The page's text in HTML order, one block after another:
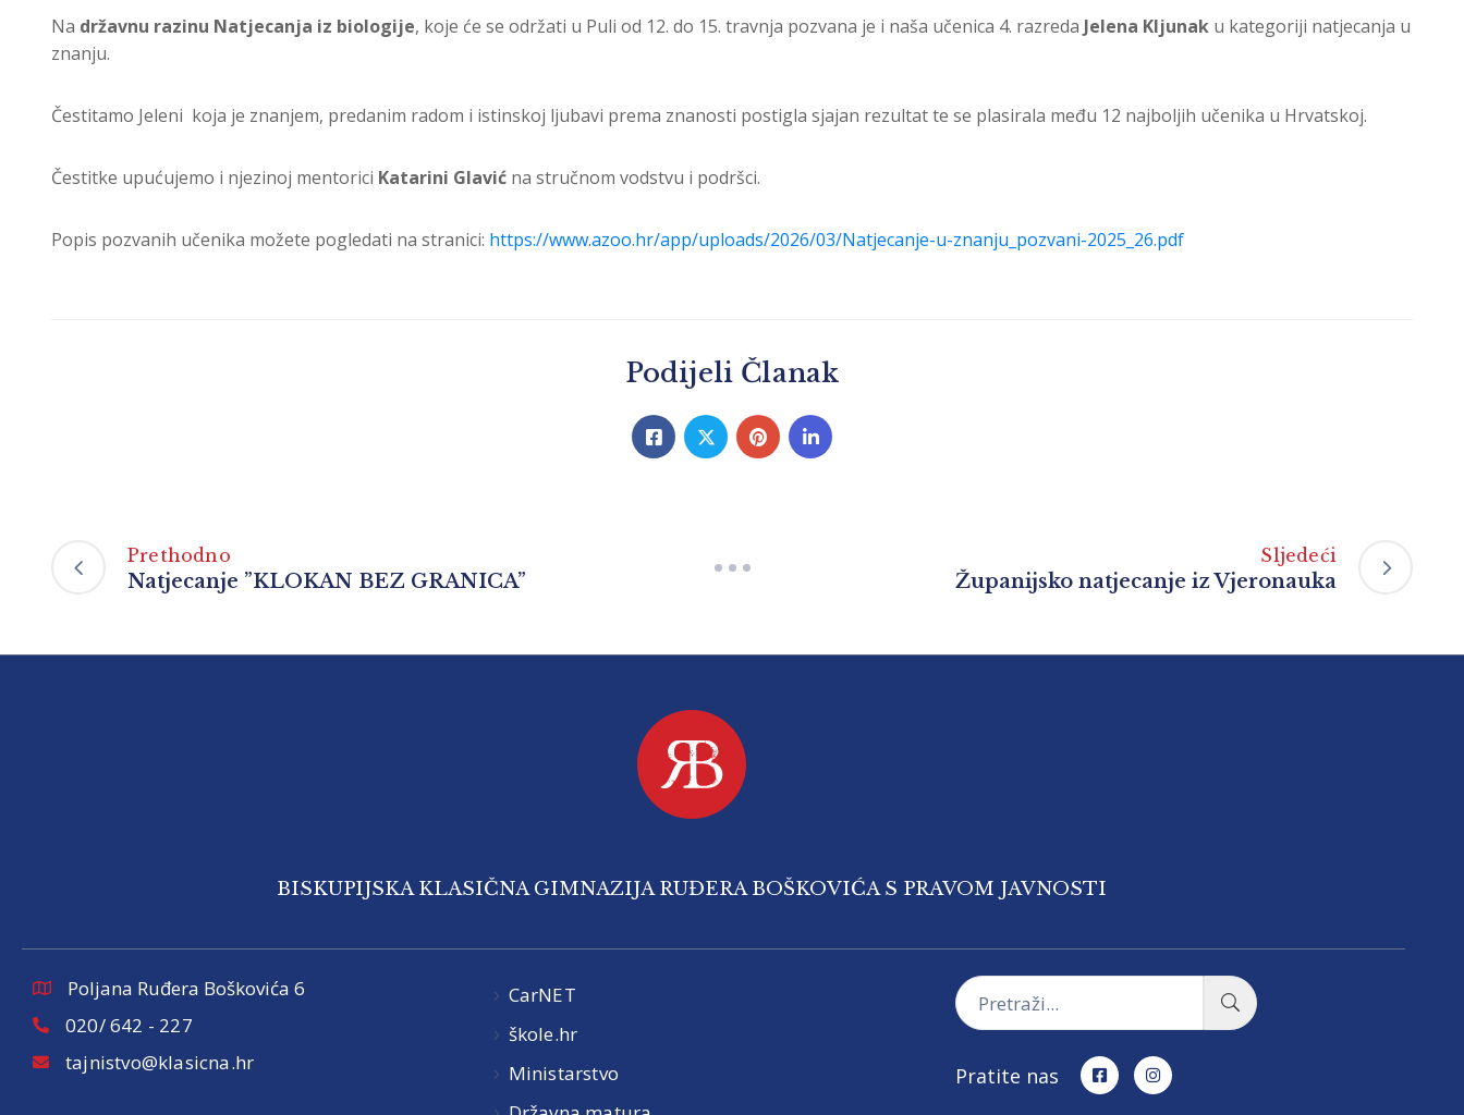
Na državnu razinu Natjecanja iz biologije, koje će se održati u Puli od 12. do 15. travnja pozvana je i naša učenica 4. razreda Jelena Kljunak u kategoriji natjecanja u
znanju.
Čestitamo Jeleni koja je znanjem, predanim radom i istinskoj ljubavi prema znanosti postigla sjajan rezultat te se plasirala među 12 najboljih učenika u Hrvatskoj.
Čestitke upućujemo i njezinoj mentorici Katarini Glavić na stručnom vodstvu i podršci.
Popis pozvanih učenika možete pogledati na stranici: https://www.azoo.hr/app/uploads/2026/03/Natjecanje-u-znanju_pozvani-2025_26.pdf
Podijeli Članak
Prethodno
Natjecanje ”KLOKAN BEZ GRANICA”
Sljedeći
Županijsko natjecanje iz Vjeronauka
BISKUPIJSKA KLASIČNA GIMNAZIJA RUĐERA BOŠKOVIĆA S PRAVOM JAVNOSTI
Poljana Ruđera Boškovića 6
020/ 642 - 227
tajnistvo@klasicna.hr
CarNET
škole.hr
Ministarstvo
Pratite nas